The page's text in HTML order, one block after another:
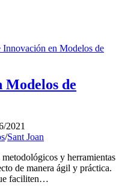
Modelos de
2021
/Sant Joan
y herramientas
de manera ágil y práctica.
faciliten…